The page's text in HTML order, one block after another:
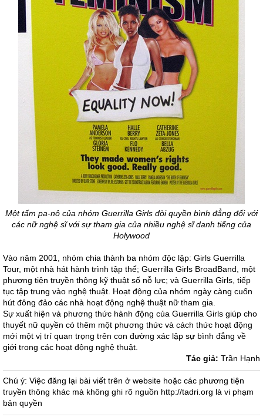
Một tấm pa-nô của nhóm Guerrilla Girls đòi quyền bình đẳng đối với
các nữ nghệ sĩ với sự tham gia của nhiều nghệ sĩ danh tiếng của
Holywood
Vào năm 2001, nhóm chia thành ba nhóm độc lập: Girls Guerrilla
Tour, một nhà hát hành trình tập thể; Guerrilla Girls BroadBand, một
phương tiện truyền thông kỹ thuật số nỗ lực; và Guerrilla Girls, tiếp
tục tập trung vào nghệ thuật. Hoạt động của nhóm ngày càng cuốn
hút đông đảo các nhà hoạt động nghệ thuật nữ tham gia.
Sự xuất hiện và phương thức hành động của Guerrilla Girls giúp cho
thuyết nữ quyền có thêm một phương thức và cách thức hoạt động
mới một vị trí quan trọng trên con đường xác lập sự bình đẳng về
giới trong các hoạt động nghệ thuật.
Tác giả: Trần Hạnh
Chú ý: Việc đăng lại bài viết trên ở website hoặc các phương tiện
truyền thông khác mà không ghi rõ nguồn http://tadri.org là vi phạm
bản quyền